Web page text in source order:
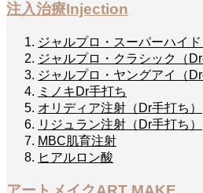
注入治療Injection
ジャルプロ・スーパーハイド
ジャルプロ・クラシック（Dr
ジャルプロ・ヤングアイ（Dr
ミノキDr手打ち
オリディア注射（Dr手打ち）
リジュラン注射（Dr手打ち）
MBC肌育注射
ヒアルロン酸